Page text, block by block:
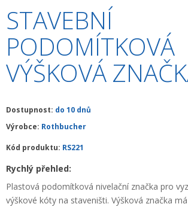
ODOLNÉ RUČNÍ POČÍTAČE A TABLETY
OSTATNÍ STAVEBNÍ MĚŘIDLA
MĚŘICKÉ POMŮCKY A PŘÍSLUŠENSTVÍ
PŘÍSLUŠENSTVÍ K PŘÍSTROJŮM
NIVELACE MINIBAGRŮ A RYPADEL
GEODETICKÝ A CAD SOFTWARE
STAVEBNÍ
PODOMÍTKOVÁ
VÝŠKOVÁ
Dostupnost: do 10 dnů
Výrobce: Rothbucher
Kód produktu: RS221
Rychlý přehled:
Plastová podomítková nivelační značka pro
výškové kóty na staveništi. Výšková značka